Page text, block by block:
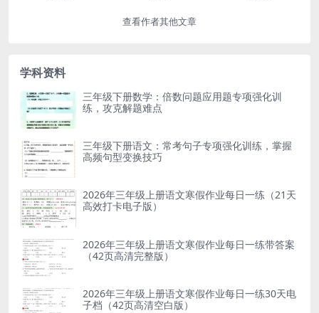
查看作者其他文章
学科资料
三年级下册数学：倍数问题应用题专项强化训
练，攻克解题难点
三年级下册语文：常考句子专项强化训练，掌握
高频句型变换技巧
2026年三年级上册语文寒假作业每日一练（21天
高效打卡电子版）
2026年三年级上册语文寒假作业每日一练带答案
（42页高清完整版）
2026年三年级上册语文寒假作业每日一练30天电
子档（42页高清空白版）